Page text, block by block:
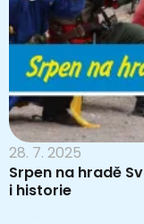
28. 7. 2025
Srpen na hradě
i historie